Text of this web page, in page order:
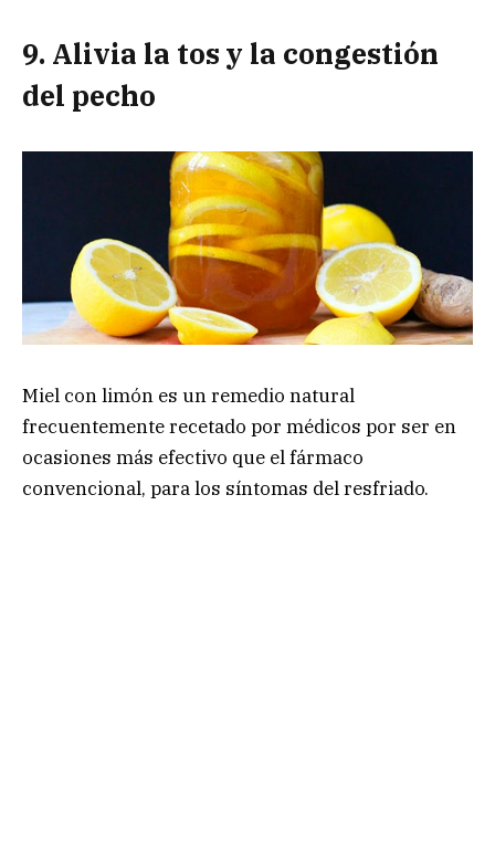
9. Alivia la tos y la congestión
del pecho
Miel con limón es un remedio natural
frecuentemente recetado por médicos por ser en
ocasiones más efectivo que el fármaco
convencional, para los síntomas del resfriado.